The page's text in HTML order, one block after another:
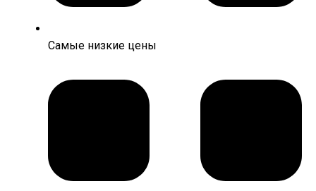
Самые низкие цены